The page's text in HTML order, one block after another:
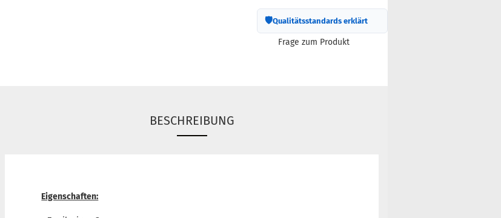
🛡Qualitätsstandards erklärt
Frage zum Produkt
BESCHREIBUNG
Eigenschaften: